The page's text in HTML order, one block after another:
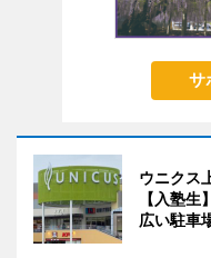
サ
ウニクス
【入塾
広い駐車